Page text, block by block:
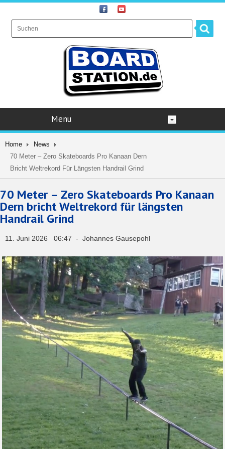
Menu
Home
News
70 Meter – Zero Skateboards Pro Kanaan Dern
Bricht Weltrekord Für Längsten Handrail Grind
70 Meter – Zero Skateboards Pro Kanaan
Dern bricht Weltrekord für längsten
Handrail Grind
11. Juni 2026 06:47 - Johannes Gausepohl